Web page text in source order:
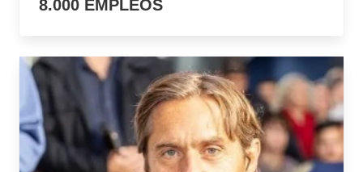
8.000 EMPLEOS